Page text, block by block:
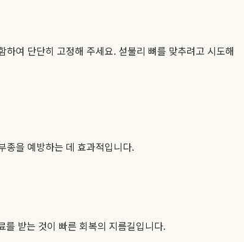
여 단단히 고정해 주세요. 섣불리 뼈를 맞추려고 시도해
종을 예방하는 데 효과적입니다.
받는 것이 빠른 회복의 지름길입니다.